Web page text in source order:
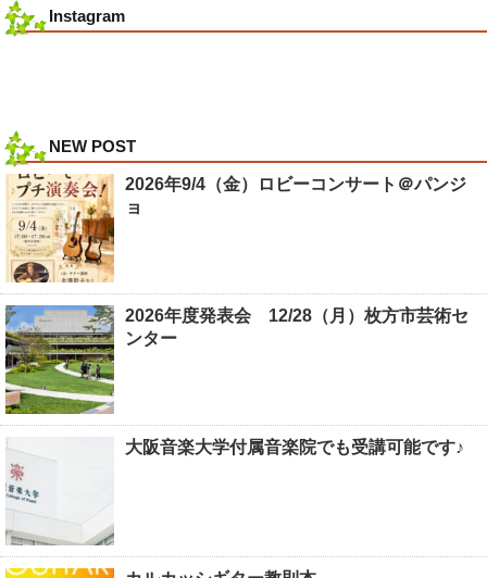
Instagram
NEW POST
2026年9/4（金）ロビーコンサート＠パンジ
ョ
2026年度発表会 12/28（月）枚方市芸術セ
ンター
大阪音楽大学付属音楽院でも受講可能です♪